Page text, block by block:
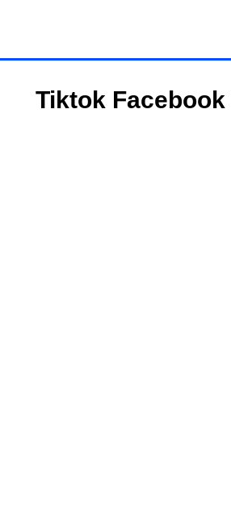
Tiktok Facebook